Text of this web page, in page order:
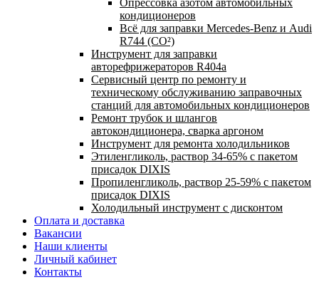
Опрессовка азотом автомобильных
кондиционеров
Всё для заправки Mercedes-Benz и Audi
R744 (CO²)
Инструмент для заправки
авторефрижераторов R404a
Сервисный центр по ремонту и
техническому обслуживанию заправочных
станций для автомобильных кондиционеров
Ремонт трубок и шлангов
автокондиционера, сварка аргоном
Инструмент для ремонта холодильников
Этиленгликоль, раствор 34-65% с пакетом
присадок DIXIS
Пропиленгликоль, раствор 25-59% с пакетом
присадок DIXIS
Холодильный инструмент с дисконтом
Оплата и доставка
Вакансии
Наши клиенты
Личный кабинет
Контакты